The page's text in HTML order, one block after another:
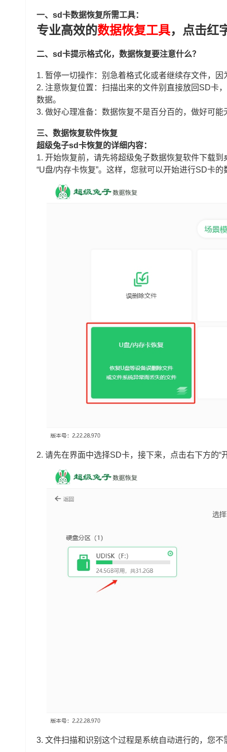
一、sd卡数据恢复所需工具：
专业高效的数据恢复工具，点击红
二、 sd卡提示格式化，数据恢复要注意什么？
1. 暂停一切操作：别急着格式化或者继续存文件，
2. 注意恢复位置：扫描出来的文件别直接放回SD卡
数据。
3. 做好心理准备：数据恢复不是百分百的，做好可
三、数据恢复软件恢复
超级兔子sd卡恢复的详细内容：
1. 开始恢复前，请先将超级兔子数据恢复软件下载
“U盘/内存卡恢复”。这样，您就可以开始进行SD卡的
2. 请先在界面中选择SD卡，接下来，点击右下方的“
3. 文件扫描和识别这个过程是系统自动进行的，您